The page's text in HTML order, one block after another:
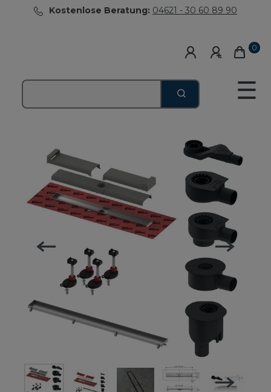
Kostenlose Beratung: 04621 - 30 60 89 90
0
☰